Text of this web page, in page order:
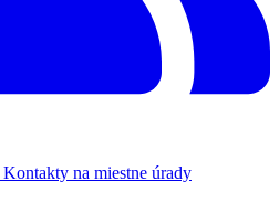
Kontakty na miestne úrady